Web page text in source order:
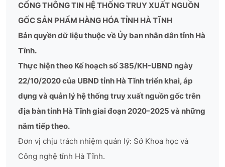
CỔNG THÔNG TIN HỆ THỐNG TRUY XUẤT NGUỒN
GỐC SẢN PHẨM HÀNG HÓA TỈNH HÀ TĨNH
Bản quyền dữ liệu thuộc về Ủy ban nhân dân tỉnh Hà
Tĩnh.
Thực hiện theo Kế hoạch số 385/KH-UBND ngày
22/10/2020 của UBND tỉnh Hà Tĩnh triển khai, áp
dụng và quản lý hệ thống truy xuất nguồn gốc trên
địa bàn tỉnh Hà Tĩnh giai đoạn 2020-2025 và những
năm tiếp theo.
Đơn vị chịu trách nhiệm quản lý: Sở Khoa học và
Công nghệ tỉnh Hà Tĩnh.